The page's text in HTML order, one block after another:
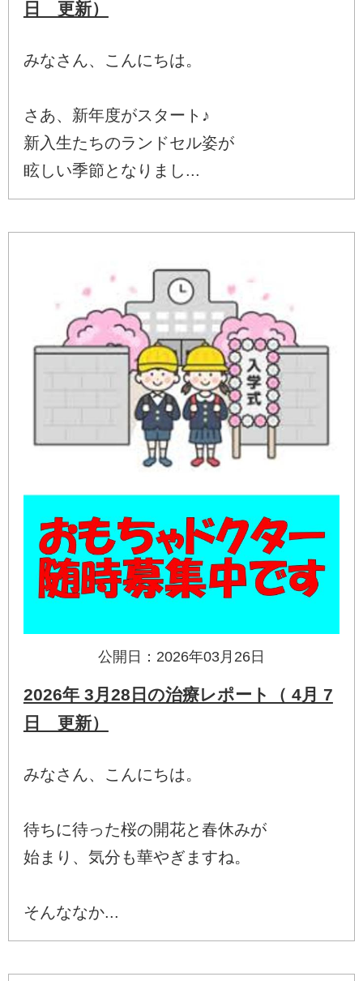
日 更新）
みなさん、こんにちは。
さあ、新年度がスタート♪
新入生たちのランドセル姿が
眩しい季節となりまし...
公開日：2026年03月26日
2026年 3月28日の治療レポート（ 4月 7
日 更新）
みなさん、こんにちは。
待ちに待った桜の開花と春休みが
始まり、気分も華やぎますね。
そんななか...